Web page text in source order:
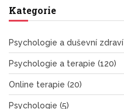
Kategorie
Psychologie a duševní zdraví
Psychologie a terapie (120)
Online terapie (20)
Psychologie (5)